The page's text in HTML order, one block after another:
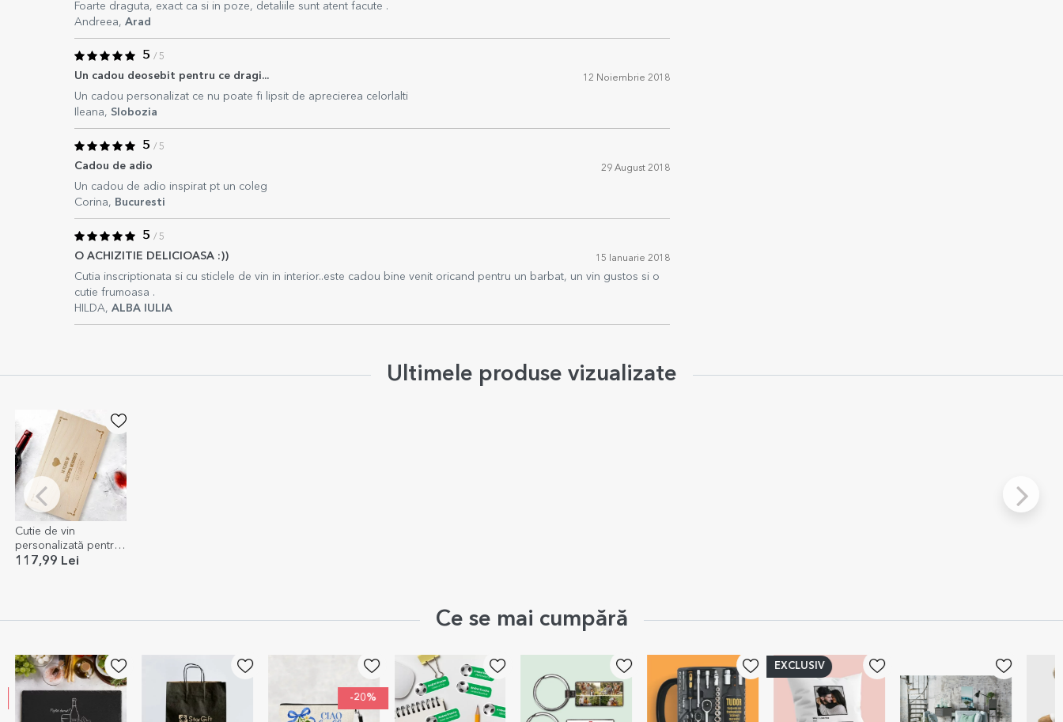
Foarte draguta, exact ca si in poze, detaliile sunt atent facute .
Andreea, Arad
5 / 5
Un cadou deosebit pentru ce dragi... 12 Noiembrie 2018
Un cadou personalizat ce nu poate fi lipsit de aprecierea celorlalti
Ileana, Slobozia
5 / 5
Cadou de adio 29 August 2018
Un cadou de adio inspirat pt un coleg
Corina, Bucuresti
5 / 5
O ACHIZITIE DELICIOASA :)) 15 Ianuarie 2018
Cutia inscriptionata si cu sticlele de vin in interior..este cadou bine venit oricand pentru un barbat, un vin gustos si o
cutie frumoasa .
HILDA, ALBA IULIA
Ultimele produse vizualizate
Cutie de vin
personalizată pentru
două sticle - Years Of
117,99 Lei
Ce se mai cumpără
EXCLUSIV